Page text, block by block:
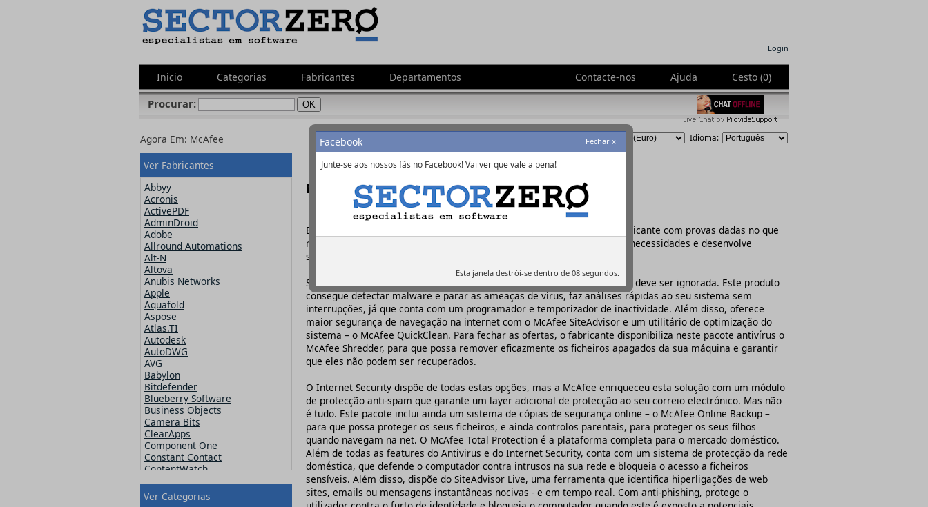
Login
Inicio Categorias Fabricantes Departamentos Cesto (0)
Ajuda
Contacte-nos
Procurar:
Idioma:
Moeda:
Agora Em: McAfee
Ver Fabricantes
Abbyy
Acronis
ActivePDF
AdminDroid
Adobe
Allround Automations
Alt-N
Altova
Anubis Networks
Apple
Aquafold
Aspose
Atlas.TI
Autodesk
AutoDWG
AVG
Babylon
Bitdefender
Blueberry Software
Business Objects
Camera Bits
ClearApps
Component One
Constant Contact
ContentWatch
Crucial
CutePDF
Ver Categorias
McAfee -http://www.mcafee.com
É um nome conhecido no meio das tecnologias de informação e um fabricante com provas dadas no que
respeita à protecção de sistemas. Tem produtos para todos os tipos de necessidades e desenvolve
soluções para o mercado doméstico e empresarial.
Se procura um antivírus, o McAfee Antivirus Plus é uma solução que não deve ser ignorada. Este produto
consegue detectar malware e parar as ameaças de vírus, faz análises rápidas ao seu sistema sem
interrupções, já que conta com um programador e temporizador de inactividade. Além disso, oferece
maior segurança de navegação na internet com o McAfee SiteAdvisor e um utilitário de optimização do
sistema – o McAfee QuickClean. Para fechar as ofertas, o fabricante disponibiliza neste pacote antivírus o
McAfee Shredder, para que possa remover eficazmente os ficheiros apagados da sua máquina e garantir
que eles não podem ser recuperados.
O Internet Security dispõe de todas estas opções, mas a McAfee enriqueceu esta solução com um módulo
de protecção anti-spam que garante um layer adicional de protecção ao seu correio electrónico. Mas não
é tudo. Este pacote inclui ainda um sistema de cópias de segurança online – o McAfee Online Backup –
para que possa proteger os seus ficheiros, e ainda controlos parentais, para proteger os seus filhos
quando navegam na net. O McAfee Total Protection é a plataforma completa para o mercado doméstico.
Além de todas as features do Antivirus e do Internet Security, conta com um sistema de protecção da rede
doméstica, que defende o computador contra intrusos na sua rede e bloqueia o acesso a ficheiros
sensíveis. Além disso, dispõe do SiteAdvisor Live, uma ferramenta que identifica hiperligações de web
sites, emails ou mensagens instantâneas nocivas - e em tempo real. Com anti-phishing, protege o
Fechar x
Facebook
Junte-se aos nossos fãs no Facebook! Vai ver que vale a pena!
Esta janela destrói-se dentro de 08 segundos.